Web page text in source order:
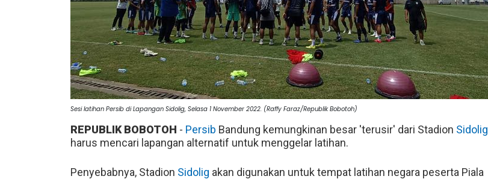
Sesi latihan Persib di Lapangan Sidolig, Selasa 1 November 2022. (Raffy Faraz/Republik Bobotoh)
REPUBLIK BOBOTOH - Persib Bandung kemungkinan besar 'terusir' dari Stadion Sidolig
harus mencari lapangan alternatif untuk menggelar latihan.
Penyebabnya, Stadion Sidolig akan digunakan untuk tempat latihan negara peserta Piala